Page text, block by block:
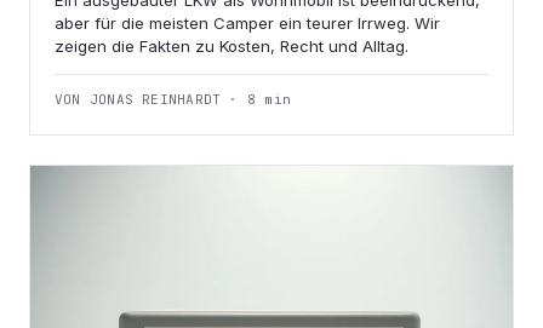
aber für die meisten Camper ein teurer Irrweg. Wir
zeigen die Fakten zu Kosten, Recht und Alltag.
VON JONAS REINHARDT · 8 min